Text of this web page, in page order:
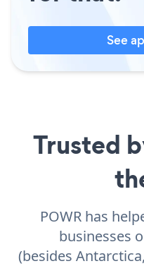
See
Trusted
POWR has
businesses
(besides